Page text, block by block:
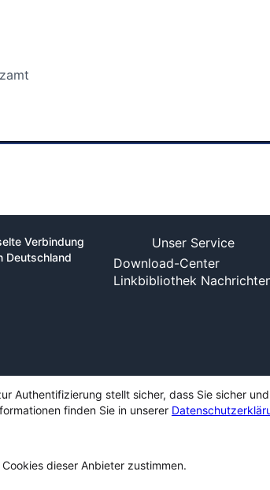
Verbindung
Deutschland
Unser Service
Download-Center
Linkbibliothek
Authentifizierung stellt sicher, dass Sie sicher
finden Sie in unserer
dieser Anbieter zustimmen.